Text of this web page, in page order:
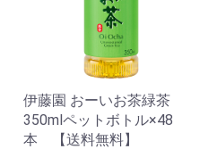
伊藤園 おーいお茶緑茶
350mlペットボトル×48
本 【送料無料】